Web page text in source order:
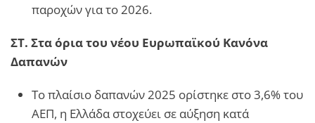
παροχών για το 2026.
ΣΤ. Στα όρια του νέου Ευρωπαϊκού Κανόνα
Δαπανών
Το πλαίσιο δαπανών 2025 ορίστηκε στο 3,6% του
ΑΕΠ, η Ελλάδα στοχεύει σε αύξηση κατά